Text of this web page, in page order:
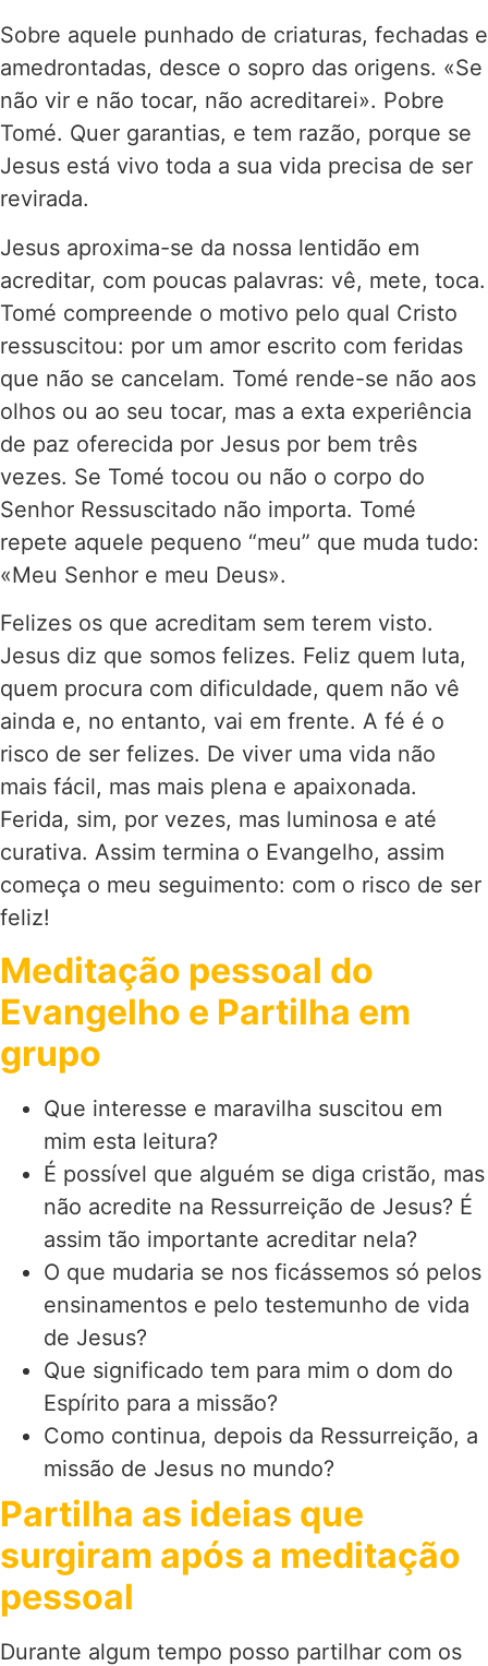
Sobre aquele punhado de criaturas, fechadas e
amedrontadas, desce o sopro das origens. «Se
não vir e não tocar, não acreditarei». Pobre
Tomé. Quer garantias, e tem razão, porque se
Jesus está vivo toda a sua vida precisa de ser
revirada.
Jesus aproxima-se da nossa lentidão em
acreditar, com poucas palavras: vê, mete, toca.
Tomé compreende o motivo pelo qual Cristo
ressuscitou: por um amor escrito com feridas
que não se cancelam. Tomé rende-se não aos
olhos ou ao seu tocar, mas a exta experiência
de paz oferecida por Jesus por bem três
vezes. Se Tomé tocou ou não o corpo do
Senhor Ressuscitado não importa. Tomé
repete aquele pequeno “meu” que muda tudo:
«Meu Senhor e meu Deus».
Felizes os que acreditam sem terem visto.
Jesus diz que somos felizes. Feliz quem luta,
quem procura com dificuldade, quem não vê
ainda e, no entanto, vai em frente. A fé é o
risco de ser felizes. De viver uma vida não
mais fácil, mas mais plena e apaixonada.
Ferida, sim, por vezes, mas luminosa e até
curativa. Assim termina o Evangelho, assim
começa o meu seguimento: com o risco de ser
feliz!
Meditação pessoal do
Evangelho e Partilha em
grupo
Que interesse e maravilha suscitou em
mim esta leitura?
É possível que alguém se diga cristão, mas
não acredite na Ressurreição de Jesus? É
assim tão importante acreditar nela?
O que mudaria se nos ficássemos só pelos
ensinamentos e pelo testemunho de vida
de Jesus?
Que significado tem para mim o dom do
Espírito para a missão?
Como continua, depois da Ressurreição, a
missão de Jesus no mundo?
Partilha as ideias que
surgiram após a meditação
pessoal
Durante algum tempo posso partilhar com os